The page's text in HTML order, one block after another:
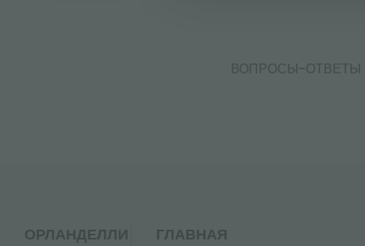
ВОПРОСЫ-ОТВЕТЫ
ОРЛАНДЕЛЛИ ГЛАВНАЯ